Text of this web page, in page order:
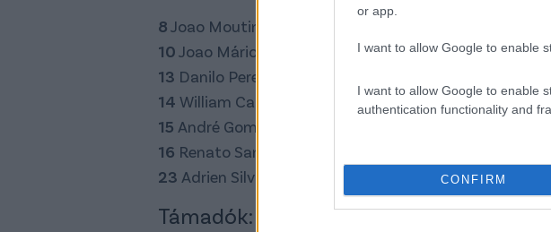
or app.
I want to allow Google to enable
I want to allow Google to enable
authentication functionality and
CONFIRM
8Joao Moutinho (AS Monaco)
10Joao Mário (Sporting Liszabon)
13 Danilo Pereira (Porto)
14 William Carvalho (Sporting Liszabon)
15 André Gomes (Valencia)
16 Renato Sanches (Benfica)
23 Adrien Silva (Sporting Liszabon)
Támadók: